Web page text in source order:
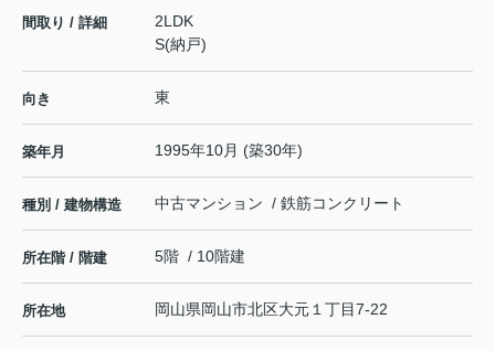
間取り / 詳細
2LDK
S(納戸)
向き 東
築年月 1995年10月 (築30年)
種別 / 建物構造 中古マンション / 鉄筋コンクリート
所在階 / 階建 5階 / 10階建
所在地 岡山県岡山市北区大元 １丁目7-22